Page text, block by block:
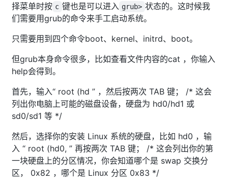
择菜单时按 c 键也是可以进入 grub> 状态的。这时候我
们需要用grub的命令来手工启动系统。
只需要用到四个命令boot、kernel、initrd、boot。
但grub本身命令很多，比如查看文件内容的cat ，你输入
help会得到。
首先，输入“ root (hd ” ，然后按两次 TAB 键； /* 这会
列出你电脑上可能的磁盘设备，硬盘为 hd0/hd1 或
sd0/sd1 等 */
然后，选择你的安装 Linux 系统的硬盘，比如 hd0 ，输
入 “ root (hd0, ” 再按两次 TAB 键； /* 这会列出你的第
一块硬盘上的分区情况，你会知道哪个是 swap 交换分
区， 0x82 ，哪个是 Linux 分区 0x83 */